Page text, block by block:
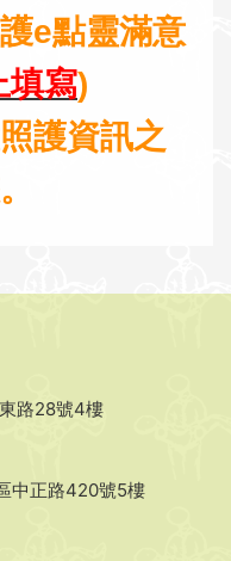
e點靈滿意
填寫)
護資訊之
路28號4樓
中正路420號5樓